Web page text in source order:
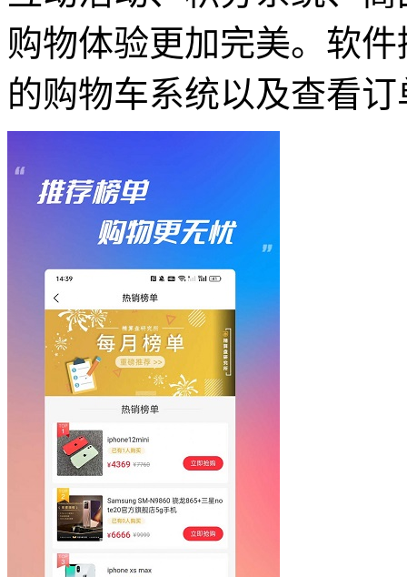
购物体验更加完美。软
的购物车系统以及查看